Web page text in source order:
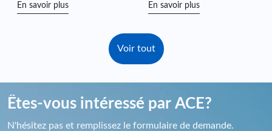
En savoir plus
Games »
En savoir plus
Voir tout
Êtes-vous intéressé par ACE?
N'hésitez pas et remplissez le formulaire de demande.